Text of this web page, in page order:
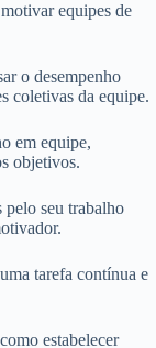
equipes de
o desempenho
coletivas da equipe.
em equipe,
objetivos.
pelo seu trabalho
tarefa contínua e
estabelecer